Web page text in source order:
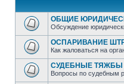
ОБЩИЕ
Обсуждение
ОСПАРИВАНИЕ
Как жаловаться на
СУДЕБНЫЕ ТЯЖБЫ
Вопросы по судебным